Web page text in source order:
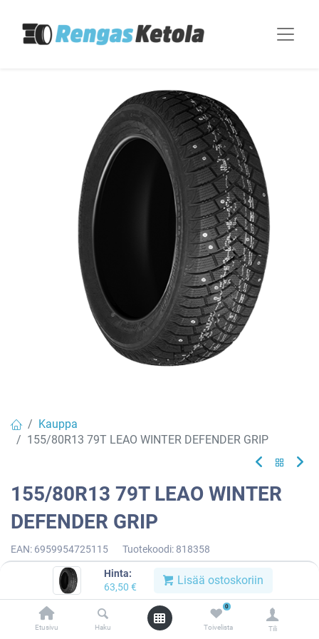
Hinta:
63,50 € Lisää ostoskoriin
Etusivu Haku
0
Toivelista Tili
Kauppa
155/80R13 79T LEAO WINTER DEFENDER GRIP
155/80R13 79T LEAO WINTER
DEFENDER GRIP
EAN: 6959954725115 Tuotekoodi: 818358
€ / kpl
Toimittajilla (kotimaa):
Saatavilla
Toimitusaika:3 arkipäivää